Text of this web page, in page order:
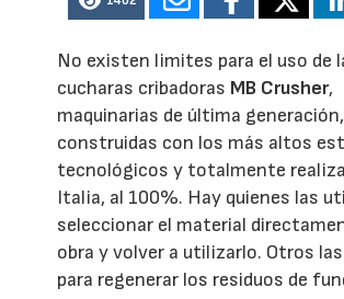
No existen limites para el uso de
cucharas cribadoras MB Crusher,
maquinarias de última generación,
construidas con los más altos
tecnológicos y totalmente
Italia, al 100%. Hay quienes las
seleccionar el material
obra y volver a utilizarlo. Otros
para regenerar los residuos de